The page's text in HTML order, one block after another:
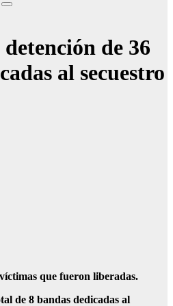
de 36
al secuestro
que fueron liberadas.
de 8 bandas dedicadas al